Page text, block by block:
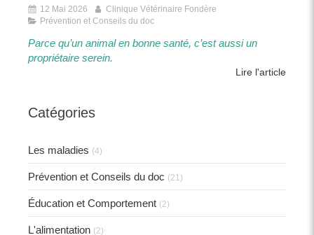
12 Mai 2026
Clinique Vétérinaire Fondère
Prévention et Conseils du doc
Parce qu’un animal en bonne santé, c’est aussi un
propriétaire serein.​​
Lire l'article
Catégories
Les maladies (4)
Prévention et Conseils du doc (21)
Éducation et Comportement (2)
L'alimentation (2)